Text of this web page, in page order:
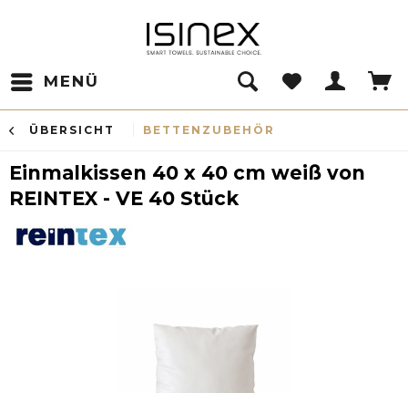
MENÜ
ÜBERSICHT BETTENZUBEHÖR
Einmalkissen 40 x 40 cm weiß von
REINTEX - VE 40 Stück